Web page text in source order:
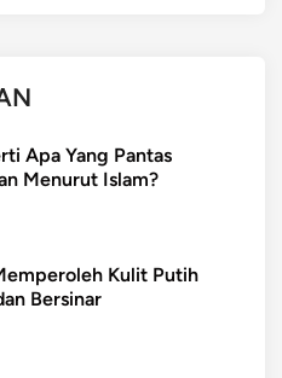
Apa Yang Pantas
Menurut Islam?
Kulit Putih
Bersinar